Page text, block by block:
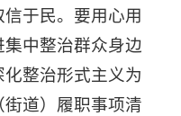
于民。要用心用
中整治群众身边
整治形式主义为
道）履职事项清